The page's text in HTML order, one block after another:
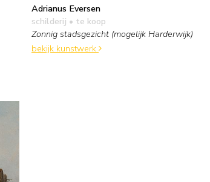
Adrianus Eversen
schilderij • te koop
Zonnig stadsgezicht (mogelijk Harderwijk)
bekijk kunstwerk